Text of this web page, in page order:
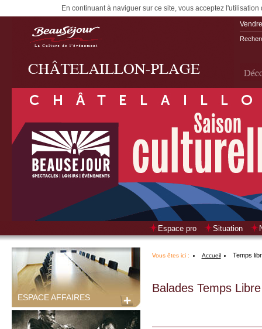
En continuant à naviguer sur ce site, vous acceptez
Espace pro Situation
ESPACE AFFAIRES
Vous êtes ici : Accueil Temps
Balades Temps Libre